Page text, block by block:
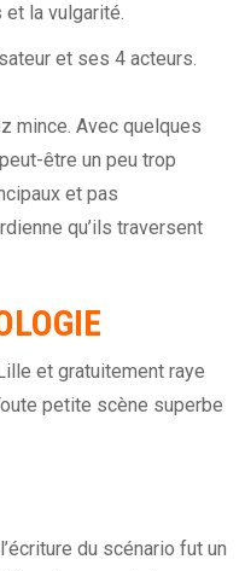
la vulgarité.
et ses 4 acteurs.
mince. Avec quelques
être un peu trop
et pas
qu’ils traversent
et gratuitement raye
petite scène superbe
du scénario fut un